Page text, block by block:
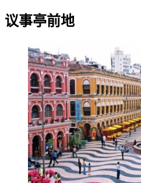
议事亭前地